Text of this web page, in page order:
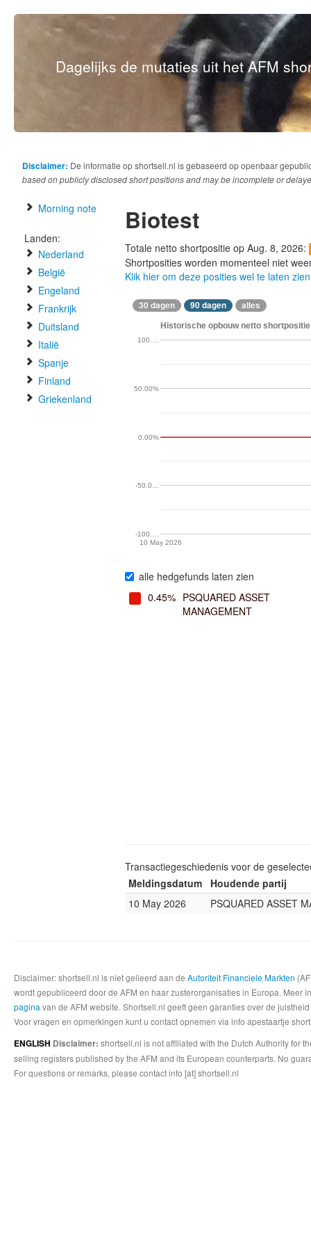
Dagelijks de mutaties uit het AFM
Disclaimer: De informatie op shortsell.nl is gebaseerd op openbaar
based on publicly disclosed short positions and may be incomplete or
Morning note
Landen:
Nederland
België
Engeland
Frankrijk
Duitsland
Italië
Spanje
Finland
Griekenland
Biotest
Totale netto shortpositie op Aug. 8, 2026:
Shortposities worden momenteel niet
Klik hier om deze posities wel te laten zien
30 dagen 90 dagen alles
Historische opbouw netto
10 May 2026
-100.…
-50.0…
0.00%
50.00%
100.…
alle hedgefunds laten zien
0.45% PSQUARED ASSET
MANAGEMENT
Transactiegeschiedenis voor de
Meldingsdatum
Houdende partij
10 May 2026
PSQUARED ASSET
Disclaimer: shortsell.nl is niet gelieerd aan de Autoriteit Financiele Markten
wordt gepubliceerd door de AFM en haar zusterorganisaties in Europa.
pagina van de AFM website. Shortsell.nl geeft geen garanties over de
Voor vragen en opmerkingen kunt u contact opnemen via info apestaartje
ENGLISH Disclaimer: shortsell.nl is not affiliated with the Dutch Authority for
selling registers published by the AFM and its European counterparts. No
For questions or remarks, please contact info [at] shortsell.nl